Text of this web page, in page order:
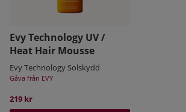
Evy Technology UV /
Heat Hair Mousse
Evy Technology Solskydd
Gåva från EVY
219 kr